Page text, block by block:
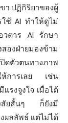
า ปฏิกิริยาของผู้
ช้ AI ทำให้ดูไม่
วตาร AI รักษา
งฝ่ายมองข้าม
ดตัวตนทางภาพ
ให้การเลย เช่น
รงจูงใจ เมื่อได้
งสัยสั้นๆ ก็ยังมี
ผลลัพธ์ แต่ไม่ได้